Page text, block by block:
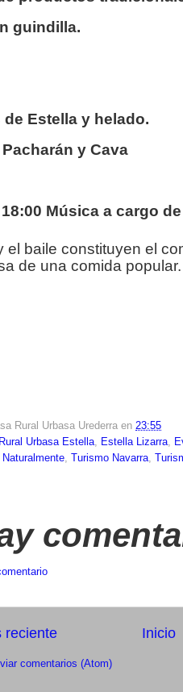
guindilla.
Estella y helado.
y Cava
Música a cargo
el baile constituyen el
de una comida popular.
Rural Urbasa Urederra en 23:55
Urbasa Estella, Estella Lizarra,
Naturalmente, Turismo Navarra,
reciente Inicio
comentarios (Atom)